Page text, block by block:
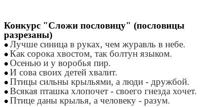
Конкурс "Сложи пословицу" (пословицы
разрезаны)
Лучше синица в руках, чем журавль в небе.
Как сорока хвостом, так болтун языком.
Осенью и у воробья пир.
И сова своих детей хвалит.
Птицы сильны крыльями, а люди - дружбой.
Всякая пташка хлопочет - своего гнезда хочет.
Птице даны крылья, а человеку - разум.